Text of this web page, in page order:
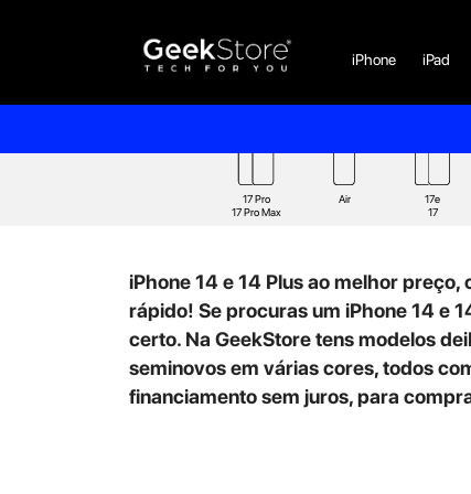
iPhone iPad
17 Pro
17 Pro Max
Air
17e
17
iPhone 14 e 14 Plus ao melhor preço,
rápido! Se procuras um iPhone 14 e
certo. Na GeekStore tens modelos
seminovos em várias cores, todos
financiamento sem juros, para